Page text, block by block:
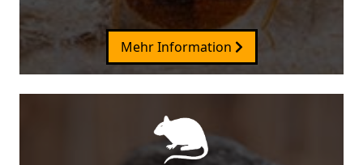
Mehr Information